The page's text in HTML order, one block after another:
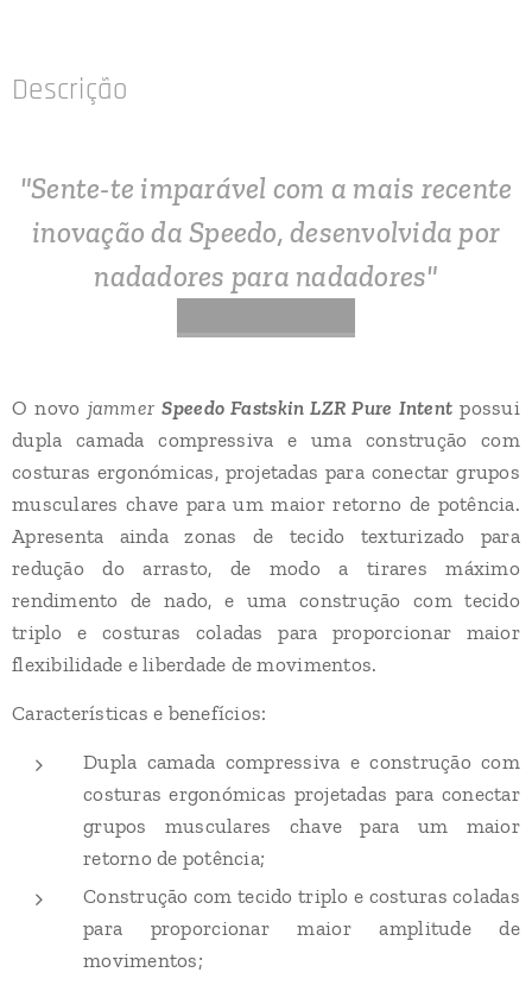
Descrição
"Sente-te imparável com a mais recente
inovação da Speedo, desenvolvida por
nadadores para nadadores"
O novo jammerSpeedo Fastskin LZR Pure Intent possui
dupla camada compressiva e uma construção com
costuras ergonómicas, projetadas para conectar grupos
musculares chave para um maior retorno de potência.
Apresenta ainda zonas de tecido texturizado para
redução do arrasto, de modo a tirares máximo
rendimento de nado, e uma construção com tecido
triplo e costuras coladas para proporcionar maior
flexibilidade e liberdade de movimentos.
Características e benefícios:
Dupla camada compressiva e construção com
costuras ergonómicas projetadas para conectar
grupos musculares chave para um maior
retorno de potência;
Construção com tecido triplo e costuras coladas
para proporcionar maior amplitude de
movimentos;